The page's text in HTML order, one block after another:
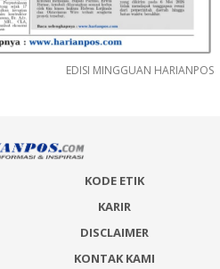
EDISI MINGGUAN HARIANPOS
KODE ETIK
KARIR
DISCLAIMER
KONTAK KAMI